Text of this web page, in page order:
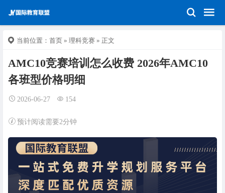
当前位置： 首页 » 理科竞赛 » 正文
AMC10竞赛培训怎么收费 2026年AMC10
各班型价格明细
2026-06-27 154
预计阅读需要2分钟